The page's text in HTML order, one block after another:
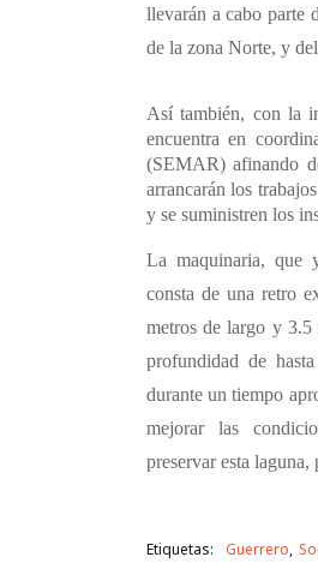
llevarán a cabo parte
de la zona Norte, y
Así también, con la
encuentra en
(SEMAR) afinando
arrancarán los
y se suministren los
La maquinaria, que
consta de una retro
metros de largo y 3.5
profundidad de
durante un tiempo
mejorar las
preservar esta
Etiquetas: Guerrero